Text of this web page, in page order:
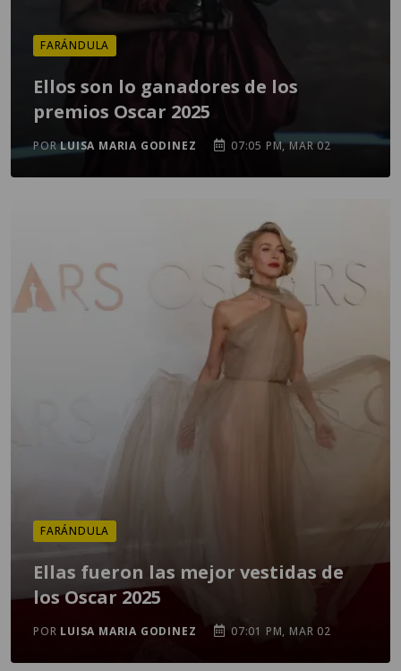
FARÁNDULA
Ellos son lo ganadores de los
premios Oscar 2025
PORLUISA MARIA GODINEZ 07:05 PM, MAR 02
FARÁNDULA
Ellas fueron las mejor vestidas de
los Oscar 2025
POR LUISA MARIA GODINEZ 07:01 PM, MAR 02